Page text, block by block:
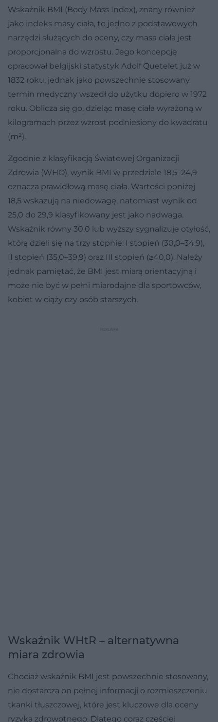
Wskaźnik BMI (Body Mass Index), znany również
jako indeks masy ciała, to jedno z podstawowych
narzędzi służących do oceny, czy masa ciała jest
proporcjonalna do wzrostu. Jego koncepcję
opracował belgijski statystyk Adolf Quetelet już w
1832 roku, jednak jako powszechnie stosowany
termin medyczny wszedł do użytku dopiero w 1972
roku. Oblicza się go, dzieląc masę ciała wyrażoną w
kilogramach przez wzrost podniesiony do kwadratu
(m²).
Zgodnie z klasyfikacją Światowej Organizacji
Zdrowia (WHO), wynik BMI w przedziale 18,5–24,9
oznacza prawidłową masę ciała. Wartości poniżej
18,5 wskazują na niedowagę, natomiast wynik od
25,0 do 29,9 klasyfikowany jest jako nadwaga.
Wskaźnik równy 30,0 lub wyższy sygnalizuje otyłość,
którą dzieli się na trzy stopnie: I stopień (30,0–34,9),
II stopień (35,0–39,9) oraz III stopień (≥40,0). Należy
jednak pamiętać, że BMI jest miarą orientacyjną i
może nie być w pełni miarodajne dla sportowców,
kobiet w ciąży czy osób starszych.
Wskaźnik WHtR – alternatywna
miara zdrowia
Chociaż wskaźnik BMI jest powszechnie stosowany,
nie dostarcza on pełnej informacji o rozmieszczeniu
tkanki tłuszczowej, które jest kluczowe dla oceny
ryzyka zdrowotnego. Dlatego coraz częściej